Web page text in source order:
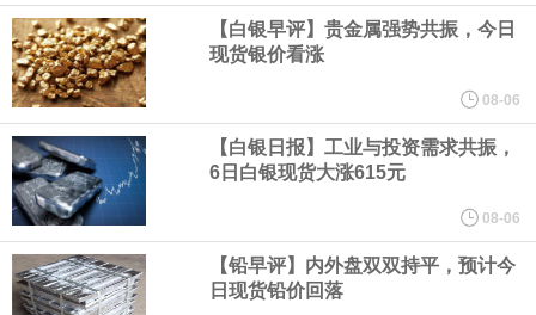
全球科技股波动性的加剧。 日本市场中，软银股价收盘下跌4.4%，
芯片设备制造商东京电子股价下跌近6%，日本存储芯片制造商铠侠
股价下跌超过10%。
WPP股价料创1992年以来最大单日涨幅，上涨25%至11个月高位。
谷歌规划的印度数据中心枢纽建设工作正在如火如荼推进，项目所
【白银早评】贵金属强势共振，今日
现货银价看涨
08-06
【白银日报】工业与投资需求共振，
6日白银现货大涨615元
08-06
【铅早评】内外盘双双持平，预计今
日现货铅价回落